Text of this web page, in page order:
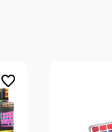
favorite_border